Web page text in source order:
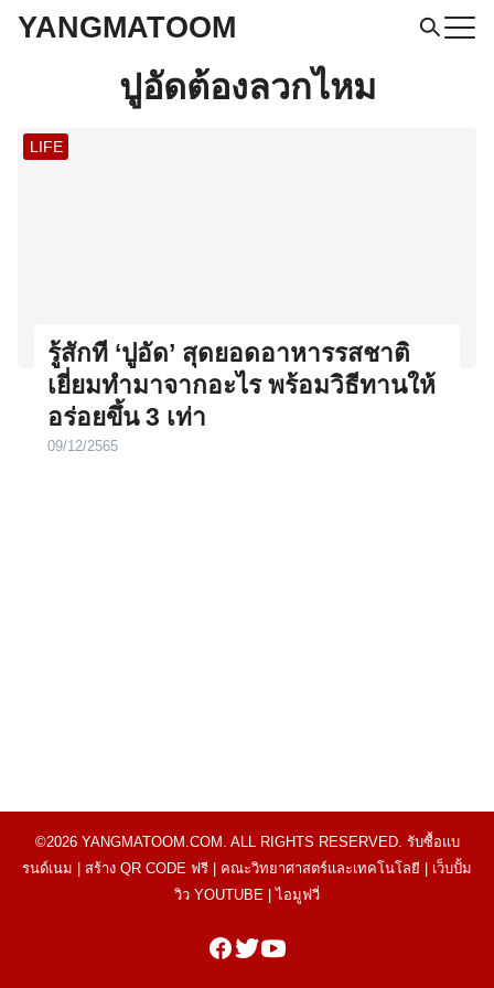
SkipYANGMATOOM
ปูอัดต้องลวกไหม
LIFE
รู้สักที ‘ปูอัด’ สุดยอดอาหารรสชาติ
เยี่ยมทำมาจากอะไร พร้อมวิธีทานให้
อร่อยขึ้น 3 เท่า
09/12/2565
©2026 YANGMATOOM.COM. ALL RIGHTS RESERVED. รับซื้อแบ
รนด์เนม
สร้าง QR CODE ฟรี คณะวิทยาศาสตร์และเทคโนโลยี
เว็บปั้ม
วิว YOUTUBE |ไอมูฟวี่